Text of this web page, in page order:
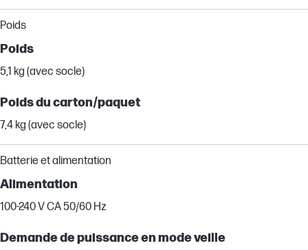
Poids
Poids
5,1 kg (avec socle)
Poids du carton/paquet
7,4 kg (avec socle)
Batterie et alimentation
Alimentation
100-240 V CA 50/60 Hz
Demande de puissance en mode veille